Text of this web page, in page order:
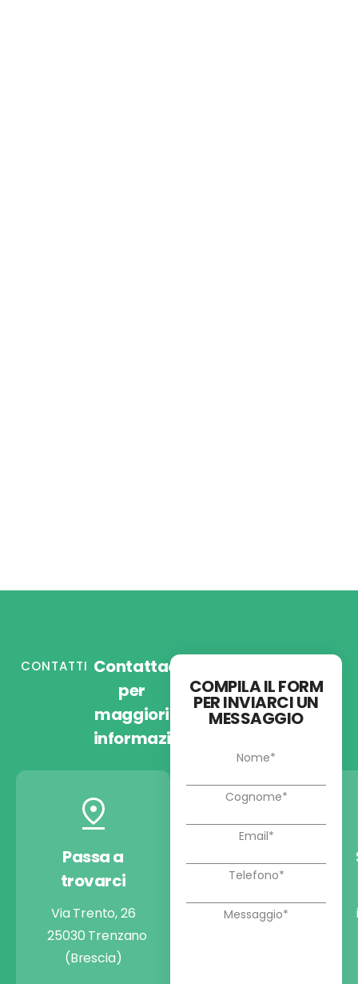
CONTATTI Contattaci
per
maggiori
informazioni
Passa a
trovarci
Via Trento, 26
25030 Trenzano
(Brescia)
COMPILA IL FORM
PER INVIARCI UN
MESSAGGIO